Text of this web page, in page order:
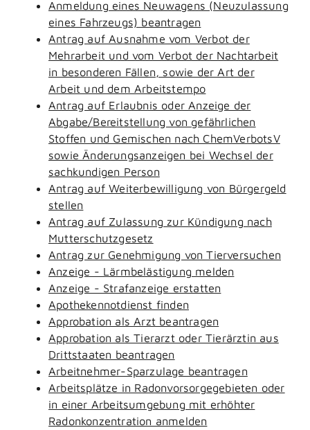
Anmeldung eines Neuwagens (Neuzulassung
eines Fahrzeugs) beantragen
Antrag auf Ausnahme vom Verbot der
Mehrarbeit und vom Verbot der Nachtarbeit
in besonderen Fällen, sowie der Art der
Arbeit und dem Arbeitstempo
Antrag auf Erlaubnis oder Anzeige der
Abgabe/Bereitstellung von gefährlichen
Stoffen und Gemischen nach ChemVerbotsV
sowie Änderungsanzeigen bei Wechsel der
sachkundigen Person
Antrag auf Weiterbewilligung von Bürgergeld
stellen
Antrag auf Zulassung zur Kündigung nach
Mutterschutzgesetz
Antrag zur Genehmigung von Tierversuchen
Anzeige - Lärmbelästigung melden
Anzeige - Strafanzeige erstatten
Apothekennotdienst finden
Approbation als Arzt beantragen
Approbation als Tierarzt oder Tierärztin aus
Drittstaaten beantragen
Arbeitnehmer-Sparzulage beantragen
Arbeitsplätze in Radonvorsorgegebieten oder
in einer Arbeitsumgebung mit erhöhter
Radonkonzentration anmelden